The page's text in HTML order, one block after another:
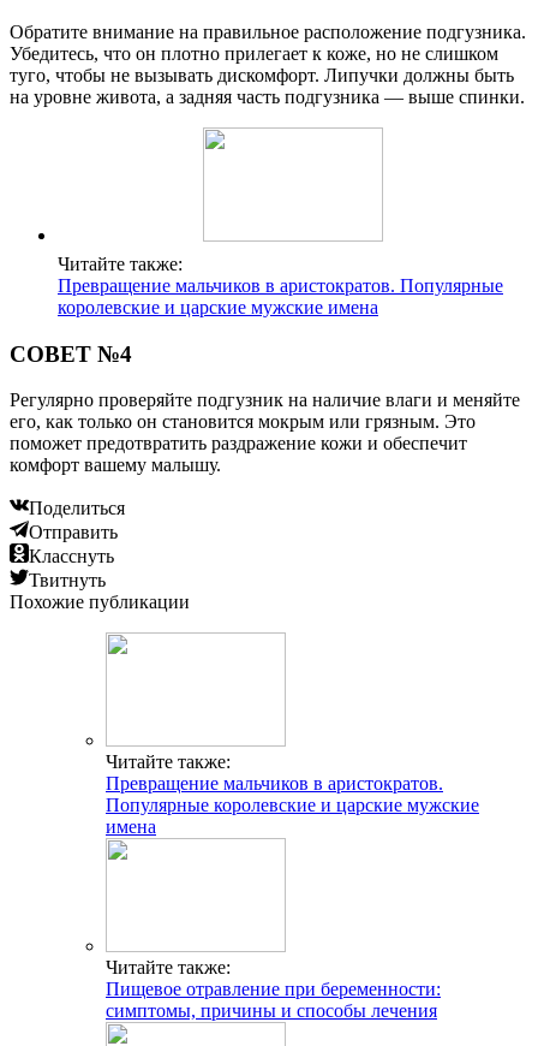
Обратите внимание на правильное расположение подгузника.
Убедитесь, что он плотно прилегает к коже, но не слишком
туго, чтобы не вызывать дискомфорт. Липучки должны быть
на уровне живота, а задняя часть подгузника — выше спинки.
Читайте также:
Превращение мальчиков в аристократов. Популярные
королевские и царские мужские имена
СОВЕТ №4
Регулярно проверяйте подгузник на наличие влаги и меняйте
его, как только он становится мокрым или грязным. Это
поможет предотвратить раздражение кожи и обеспечит
комфорт вашему малышу.
Поделиться
Отправить
Класснуть
Твитнуть
Похожие публикации
Читайте также:
Превращение мальчиков в аристократов.
Популярные королевские и царские мужские
имена
Читайте также:
Пищевое отравление при беременности:
симптомы, причины и способы лечения